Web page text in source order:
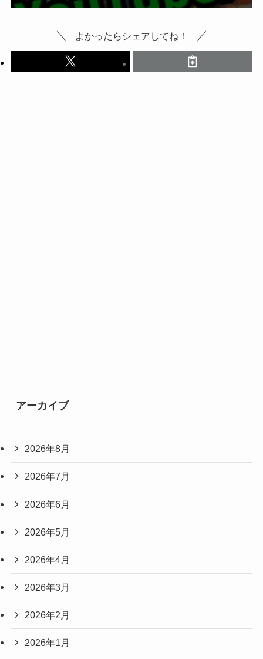
よかったらシェアしてね！
アーカイブ
2026年8月
2026年7月
2026年6月
2026年5月
2026年4月
2026年3月
2026年2月
2026年1月